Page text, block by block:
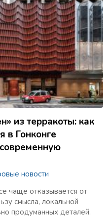
из терракоты: как
в Гонконге
новости
чаще отказывается от
смысла, локальной
продуманных деталей.